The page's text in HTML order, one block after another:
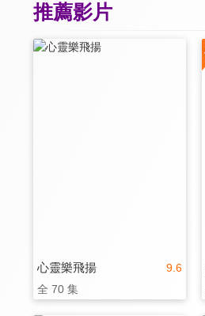
推薦影片
9.6
心靈樂飛揚
全 70 集